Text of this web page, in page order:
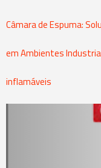
Câmara de Espuma:
em Ambientes
inflamáveis